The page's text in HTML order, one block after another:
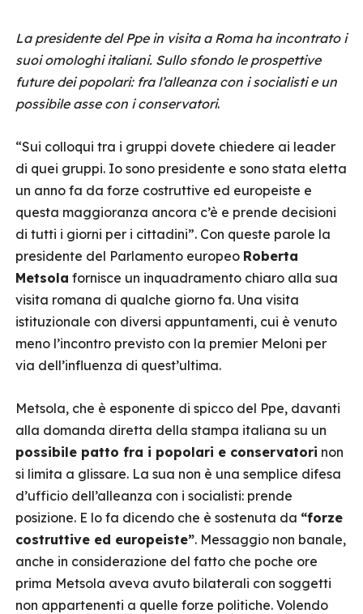
La presidente del Ppe in visita a Roma ha incontrato i
suoi omologhi italiani. Sullo sfondo le prospettive
future dei popolari: fra l’alleanza con i socialisti e un
possibile asse con i conservatori.
“Sui colloqui tra i gruppi dovete chiedere ai leader
di quei gruppi. Io sono presidente e sono stata eletta
un anno fa da forze costruttive ed europeiste e
questa maggioranza ancora c’è e prende decisioni
di tutti i giorni per i cittadini”. Con queste parole la
presidente del Parlamento europeo Roberta
Metsola fornisce un inquadramento chiaro alla sua
visita romana di qualche giorno fa. Una visita
istituzionale con diversi appuntamenti, cui è venuto
meno l’incontro previsto con la premier Meloni per
via dell’influenza di quest’ultima.
Metsola, che è esponente di spicco del Ppe, davanti
alla domanda diretta della stampa italiana su un
possibile patto fra i popolari e conservatori non
si limita a glissare. La sua non è una semplice difesa
d’ufficio dell’alleanza con i socialisti: prende
posizione. E lo fa dicendo che è sostenuta da “forze
costruttive ed europeiste”. Messaggio non banale,
anche in considerazione del fatto che poche ore
prima Metsola aveva avuto bilaterali con soggetti
non appartenenti a quelle forze politiche. Volendo